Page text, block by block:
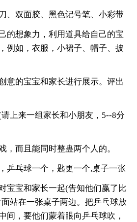
双面胶、黑色记号笔、小彩带
想象力，利用道具给自己的宝
例如，衣服，小裙子、帽子、披
的宝宝和家长进行展示。评出
来一组家长和小朋友，5--8分
而且能同时整蛊两个人的。
乓球一个，匙更一个,桌子一张
宝和家长一起(告知他们赢了比
站在一张桌子两边。把乒乓球放
间，要他们蒙着眼向乒乓球吹，